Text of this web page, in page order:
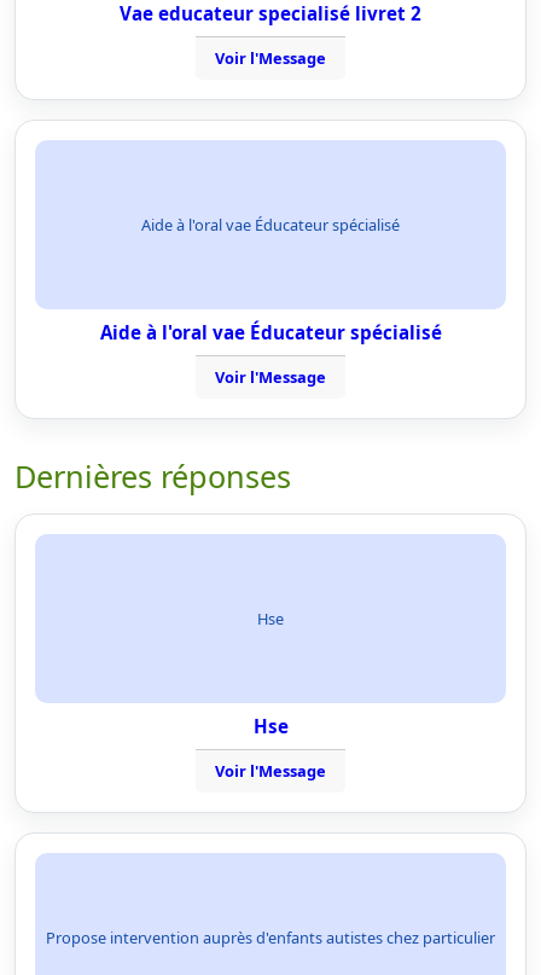
Vae educateur specialisé livret 2
Voir l'Message
Aide à l'oral vae Éducateur spécialisé
Aide à l'oral vae Éducateur spécialisé
Voir l'Message
Dernières réponses
Hse
Hse
Voir l'Message
Propose intervention auprès d'enfants autistes chez particulier